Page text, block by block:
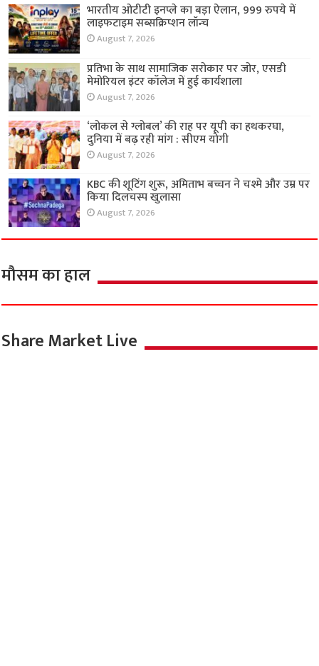
भारतीय ओटीटी इनप्ले का बड़ा ऐलान, 999 रुपये में
लाइफटाइम सब्सक्रिप्शन लॉन्च
August 7, 2026
प्रतिभा के साथ सामाजिक सरोकार पर जोर, एसडी
मेमोरियल इंटर कॉलेज में हुई कार्यशाला
August 7, 2026
‘लोकल से ग्लोबल’ की राह पर यूपी का हथकरघा,
दुनिया में बढ़ रही मांग : सीएम योगी
August 7, 2026
KBC की शूटिंग शुरू, अमिताभ बच्चन ने चश्मे और उम्र पर
किया दिलचस्प खुलासा
August 7, 2026
मौसम का हाल
Share Market Live